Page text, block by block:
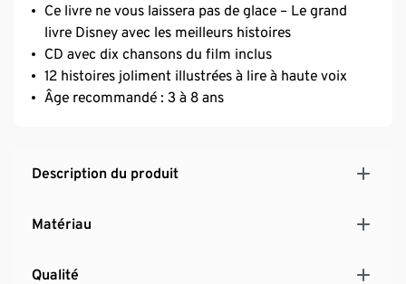
Ce livre ne vous laissera pas de glace – Le grand
livre Disney avec les meilleurs histoires
CD avec dix chansons du film inclus
12 histoires joliment illustrées à lire à haute voix
Âge recommandé : 3 à 8 ans
Description du produit
Matériau
Qualité